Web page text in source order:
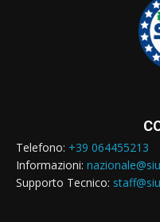
Telefono: +39 064455213
Informazioni:
Supporto Tecnico: